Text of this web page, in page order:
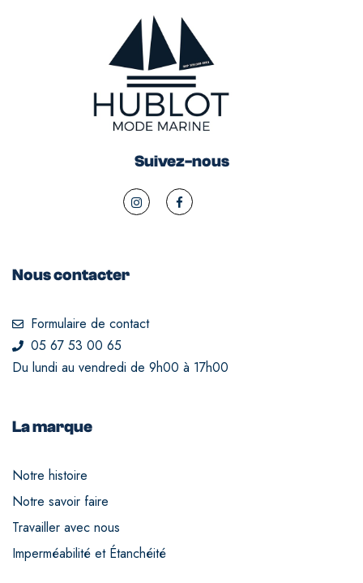
Suivez-nous
Nous contacter
Formulaire de contact
05 67 53 00 65
Du lundi au vendredi de 9h00 à 17h00
La marque
Notre histoire
Notre savoir faire
Travailler avec nous
Imperméabilité et Étanchéité